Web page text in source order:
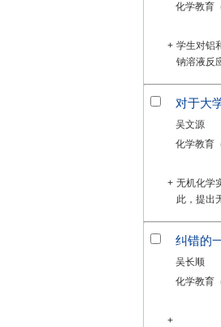
化学教育
+ 学生对铝
钠溶液反
对于大
吴文源
化学教育
+ 无机化学
此，提出
纠错的
吴长顺
化学教育
+